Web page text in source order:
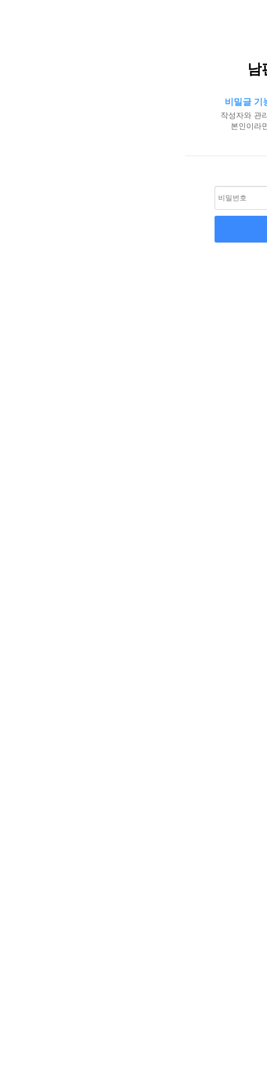
남
비밀글 기
작성자와 관
본인이라